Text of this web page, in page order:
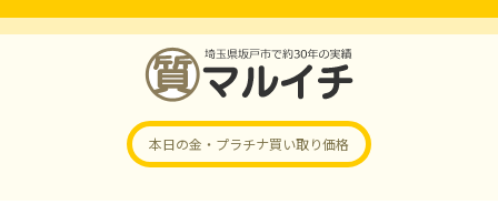
本日の金・プラチナ買い取り価格